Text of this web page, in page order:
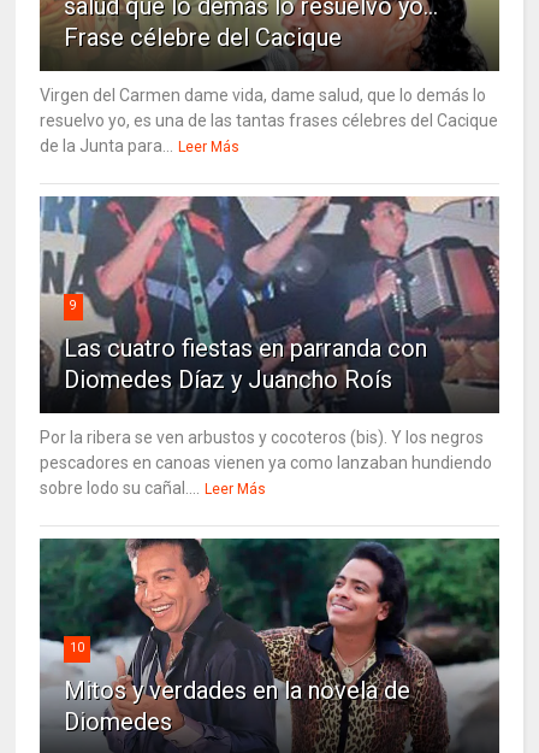
salud que lo demás lo resuelvo yo…
Frase célebre del Cacique
Virgen del Carmen dame vida, dame salud, que lo demás lo
resuelvo yo, es una de las tantas frases célebres del Cacique
de la Junta para...
Leer Más
9
Las cuatro fiestas en parranda con
Diomedes Díaz y Juancho Roís
Por la ribera se ven arbustos y cocoteros (bis). Y los negros
pescadores en canoas vienen ya como lanzaban hundiendo
sobre lodo su cañal....
Leer Más
10
Mitos y verdades en la novela de
Diomedes